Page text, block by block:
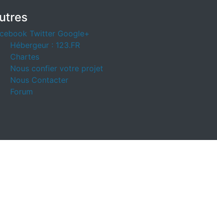
Twitter Google+
Hébergeur : 123.FR
Chartes
Nous confier votre projet
Nous Contacter
Forum